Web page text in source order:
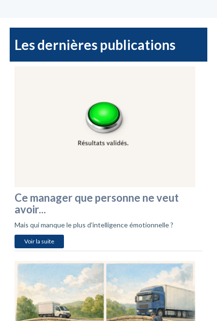
Les dernières publications
Ce manager que personne ne veut
avoir...
Mais qui manque le plus d'intelligence émotionnelle ?
Voir la suite